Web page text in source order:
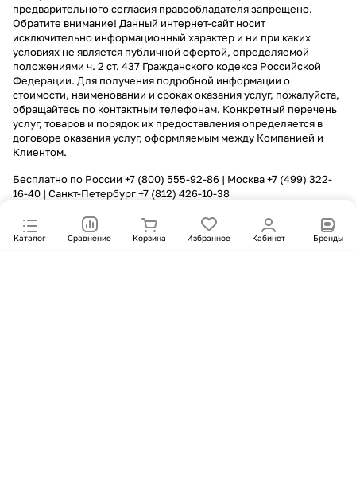
Каталог Сравнение Корзина Избранное Кабинет Бренды
предварительного согласия правообладателя запрещено.
Обратите внимание! Данный интернет-сайт носит
исключительно информационный характер и ни при каких
условиях не является публичной офертой, определяемой
положениями ч. 2 ст. 437 Гражданского кодекса Российской
Федерации. Для получения подробной информации о
стоимости, наименовании и сроках оказания услуг, пожалуйста,
обращайтесь по контактным телефонам. Конкретный перечень
услуг, товаров и порядок их предоставления определяется в
договоре оказания услуг, оформляемым между Компанией и
Клиентом.
Бесплатно по России +7 (800) 555-92-86 | Москва+7 (499) 322-
16-40 | Санкт-Петербург+7 (812) 426-10-38